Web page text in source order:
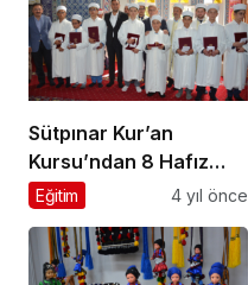
Sütpınar Kur’an
Kursu’ndan 8 Hafız
daha
Eğitim 4 yıl önce